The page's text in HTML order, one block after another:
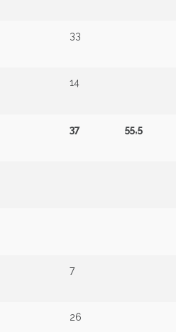
33
14
37 55,5
7
26